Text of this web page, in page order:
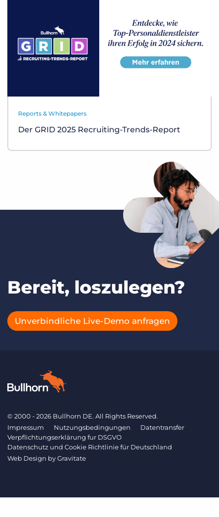
Reports & Whitepapers
Der GRID 2025 Recruiting-Trends-Report
Bereit, loszulegen?
Unverbindliche Live-Demo anfragen
© 2000 - 2026 Bullhorn DE. All Rights Reserved.
Impressum
Nutzungsbedingungen
Datentransfer
Verpflichtungserklärung fur DSGVO
Datenschutz und Cookie Richtlinie für Deutschland
Web Design byGravitate